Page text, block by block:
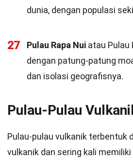
dunia, dengan populasi
27 Pulau Rapa Nui atau Pulau
dengan patung-patung
dan isolasi geografisnya.
Pulau-Pulau
Pulau-pulau vulkanik terbentuk
vulkanik dan sering kali